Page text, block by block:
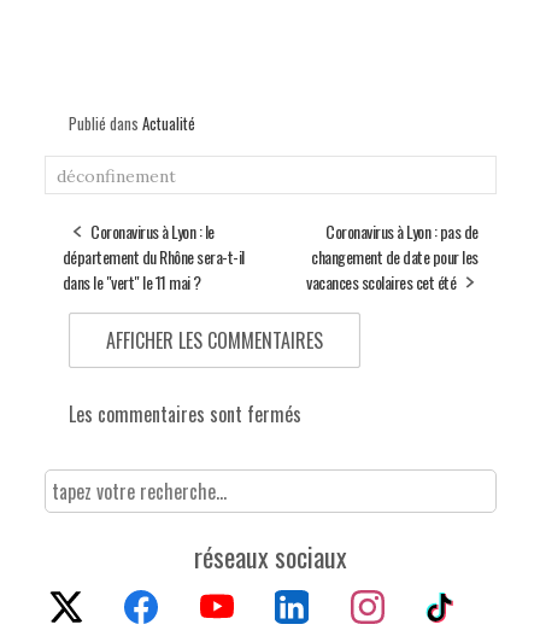
Publié dans Actualité
déconfinement
Coronavirus à Lyon : le
département du Rhône sera-t-il
dans le "vert" le 11 mai ?
Coronavirus à Lyon : pas de
changement de date pour les
vacances scolaires cet été
AFFICHER LES COMMENTAIRES
Les commentaires sont fermés
réseaux sociaux